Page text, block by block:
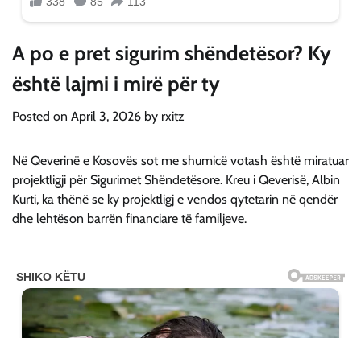
A po e pret sigurim shëndetësor? Ky
është lajmi i mirë për ty
Posted on April 3, 2026 by rxitz
Në Qeverinë e Kosovës sot me shumicë votash është miratuar
projektligji për Sigurimet Shëndetësore. Kreu i Qeverisë, Albin
Kurti, ka thënë se ky projektligj e vendos qytetarin në qendër
dhe lehtëson barrën financiare të familjeve.